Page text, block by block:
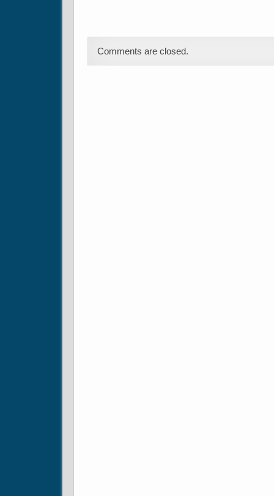
Comments are closed.